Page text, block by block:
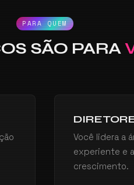
PARA QUEM
SÃO PARA
Você lidera a
experiente e
crescimento.